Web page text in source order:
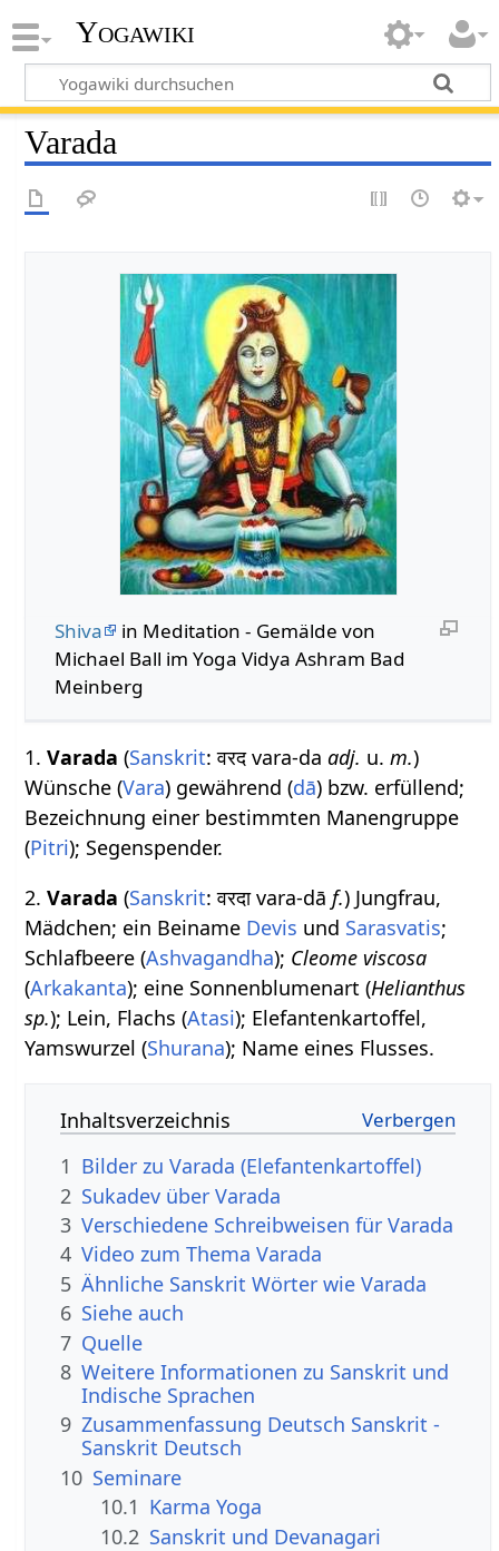
Yogawiki
Varada
Shiva
in Meditation - Gemälde von
Michael Ball im Yoga Vidya Ashram Bad
Meinberg
1.Varada (Sanskrit: वरद vara-daadj. u.m.)
Wünsche (Vara) gewährend (dā) bzw. erfüllend;
Bezeichnung einer bestimmten Manengruppe
(Pitri); Segenspender.
2.Varada (Sanskrit: वरदा vara-dāf.) Jungfrau,
Mädchen; ein Beiname Devis und Sarasvatis;
Schlafbeere (Ashvagandha); Cleome viscosa
(Arkakanta); eine Sonnenblumenart (Helianthus
sp.); Lein, Flachs (Atasi); Elefantenkartoffel,
Yamswurzel (Shurana); Name eines Flusses.
Inhaltsverzeichnis
1 Bilder zu Varada (Elefantenkartoffel)
2 Sukadev über Varada
3 Verschiedene Schreibweisen für Varada
4 Video zum Thema Varada
5 Ähnliche Sanskrit Wörter wie Varada
6 Siehe auch
7 Quelle
8 Weitere Informationen zu Sanskrit und
Indische Sprachen
9 Zusammenfassung Deutsch Sanskrit -
Sanskrit Deutsch
10 Seminare
10.1 Karma Yoga
10.2 Sanskrit und Devanagari